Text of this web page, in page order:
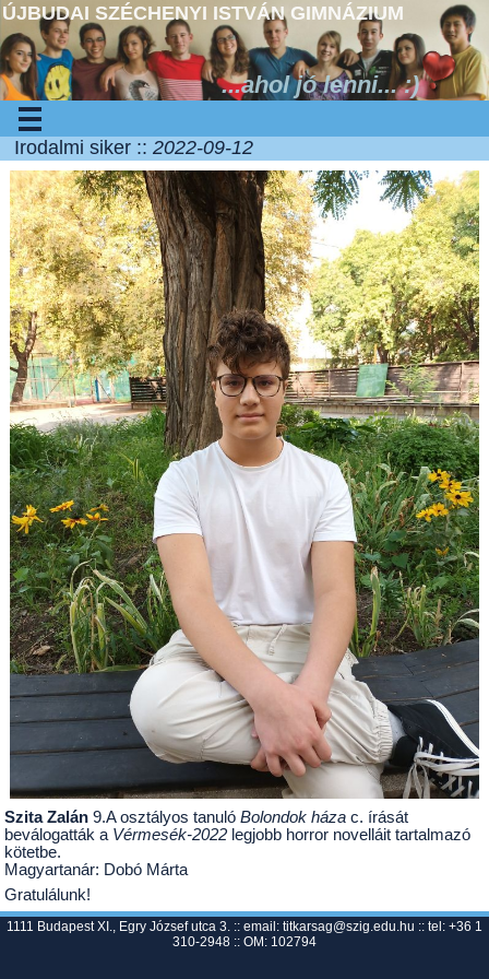
ÚJBUDAI SZÉCHENYI ISTVÁN GIMNÁZIUM
...ahol jó lenni... :)
Irodalmi siker ::2022-09-12
Szita Zalán 9.A osztályos tanulóBolondok háza c. írását
beválogatták a Vérmesék-2022 legjobb horror novelláit tartalmazó
kötetbe.
Magyartanár: Dobó Márta
Gratulálunk!
1111 Budapest XI., Egry József utca 3. :: email: titkarsag@szig.edu.hu :: tel: +36 1
310-2948 :: OM: 102794